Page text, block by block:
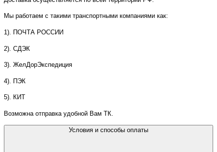
Мы работаем с такими транспортными компаниями как:
1). ПОЧТА РОССИИ
2). СДЭК
3). ЖелДорЭкспедиция
4). ПЭК
5). КИТ
Возможна отправка удобной Вам ТК.
Условия и способы оплаты